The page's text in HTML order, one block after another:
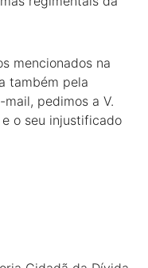
mencionados na
também pela
pedimos a V.
e o seu injustificado